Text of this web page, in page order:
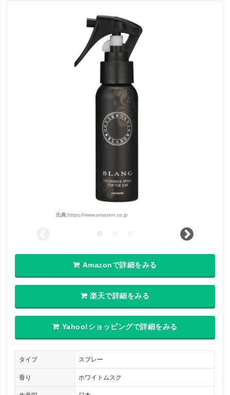
出典: https://www.amazon.co.jp
Amazonで詳細をみる
楽天で詳細をみる
Yahoo!ショッピングで詳細をみる
タイプ スプレー
香り ホワイトムスク